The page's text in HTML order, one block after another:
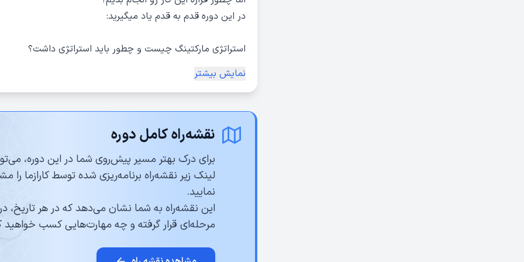
در این دوره قدم به قدم یاد میگیرید:
استراتژی مارکتینگ چیست و چطور باید استراتژی داشت؟
با پولسازترین مفهوم مارکتینگ یعنی قیف فروش آشنا میشید و
چطور قیف فروش حرفه ای بسازید.
چطور برنامه مارکتینگ بنویسید و آن را اجرایی کنید.
با انواع راه های جذب مشتری چیست و چگونه میتوان از
مشتری جذب کرد.
چطور پیشنهاد رد نشدنی طراحی کنید که هر کسی از
حماقت کند؟
به طور خلاصه :
یاد میگیرید که چطور مشتریان بیشتری جذب کنید و چگونه به
بیشتر بفروشید.
نمایش بیشتر
نقشه‌راه کامل دوره
برای درک بهتر مسیر پیش‌روی شما در این دوره،
لینک زیر نقشه‌راه برنامه‌ریزی شده توسط کارازما را
نمایید.
این نقشه‌راه به شما نشان می‌دهد که در هر تاریخ،
مرحله‌ای قرار گرفته و چه مهارت‌هایی کسب خواهید